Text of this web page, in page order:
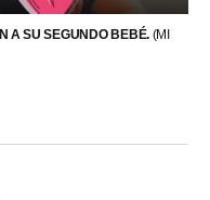
A SU SEGUNDO BEBÉ. (MI